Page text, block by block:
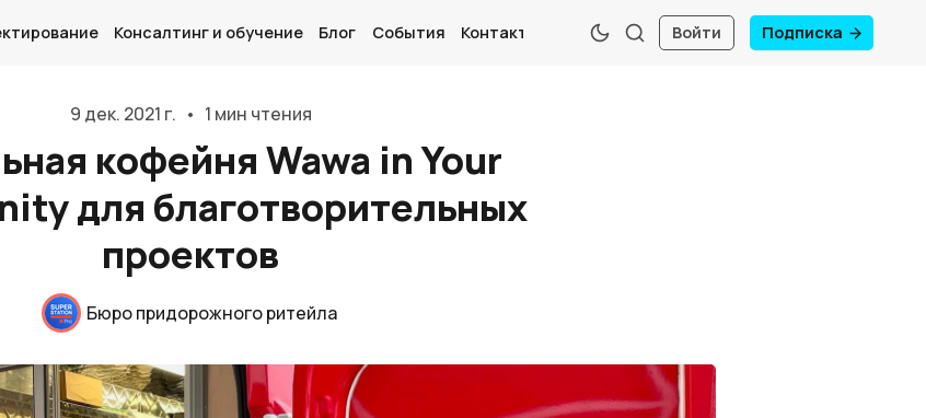
Главная
О нас
Дизайн и проектирование
Блог
Консалтинг и обучение Блог События Контакты Войти Подписка
9 дек. 2021 г. • 1 мин чтения
кофейня Wawa in Your
для благотворительных
проектов
Бюро придорожного ритейла